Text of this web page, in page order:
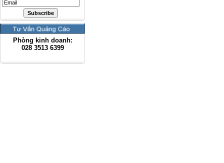
Phòng kinh doanh:
028 3513 6399